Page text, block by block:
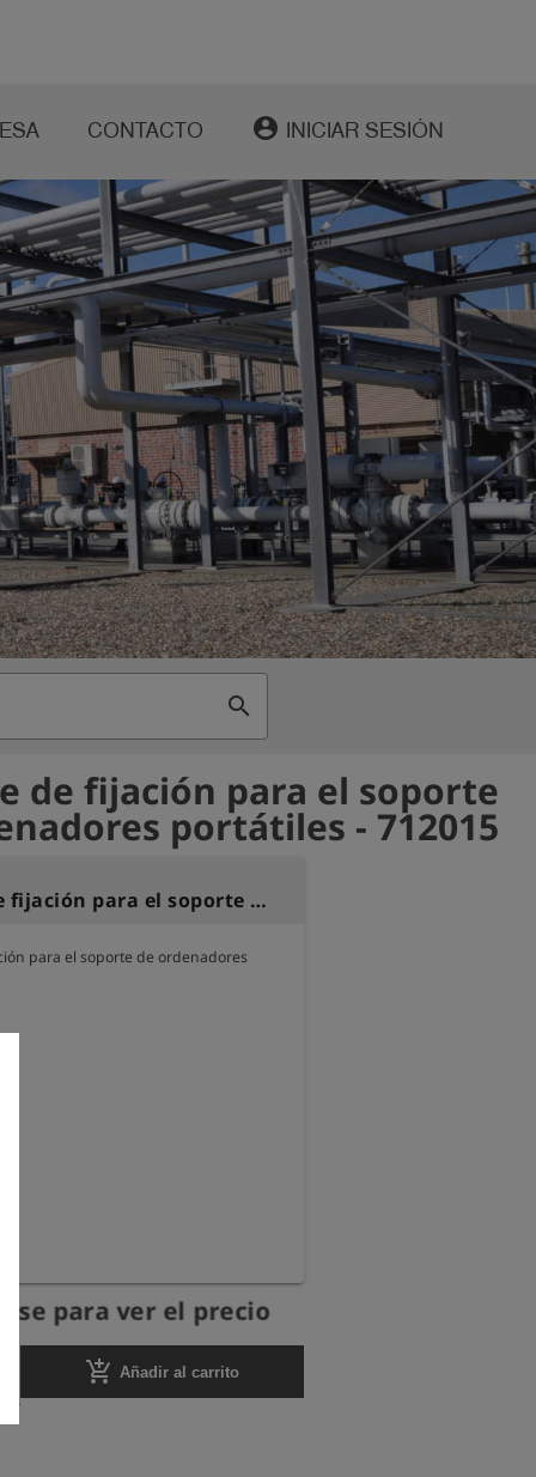
CONTACTO account_circle INICIAR SESIÓN
search
de fijación para el soporte
portátiles - 712015
Soporte de fijación para el soporte de ordenadores portátiles
para el soporte de ordenadores
para ver el precio
add_shopping_cart Añadir al carrito